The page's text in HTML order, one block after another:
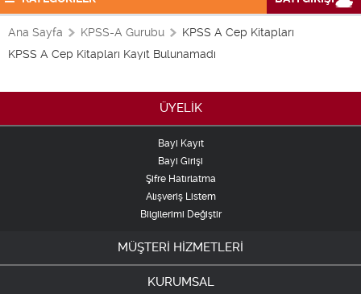
Ana Sayfa KPSS-A Gurubu
KPSS A Cep Kitapları
KPSS A Cep Kitapları Kayıt Bulunamadı
ÜYELİK
Bayi Kayıt
Bayi Girişi
Şifre Hatırlatma
Alışveriş Listem
Bilgilerimi Değiştir
MÜŞTERİ HİZMETLERİ
KURUMSAL